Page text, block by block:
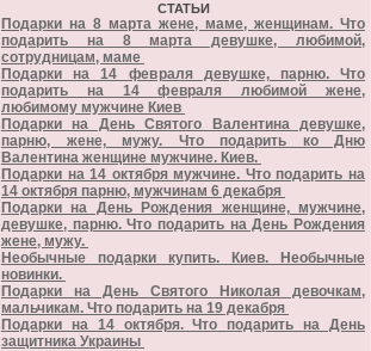
СТАТЬИ
Подарки на 8 марта жене, маме, женщинам. Что
подарить на 8 марта девушке, любимой,
сотрудницам, маме
Подарки на 14 февраля девушке, парню. Что
подарить на 14 февраля любимой жене,
любимому мужчине Киев
Подарки на День Святого Валентина девушке,
парню, жене, мужу. Что подарить ко Дню
Валентина женщине мужчине. Киев.
Подарки на 14 октября мужчине. Что подарить на
14 октября парню, мужчинам 6 декабря
Подарки на День Рождения женщине, мужчине,
девушке, парню. Что подарить на День Рождения
жене, мужу.
Необычные подарки купить. Киев. Необычные
новинки.
Подарки на День Святого Николая девочкам,
мальчикам. Что подарить на 19 декабря
Подарки на 14 октября. Что подарить на День
защитника Украины